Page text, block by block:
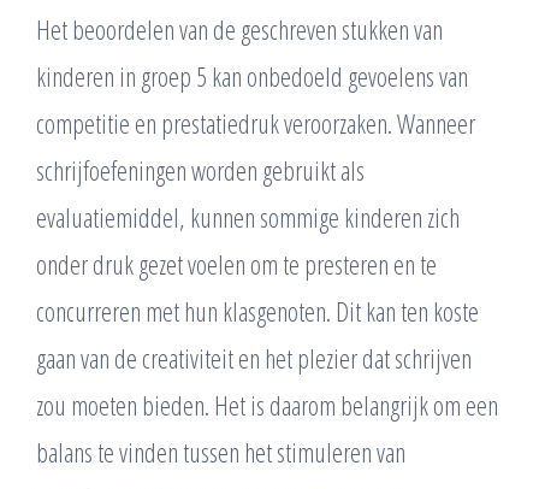
Het beoordelen van de geschreven stukken van
kinderen in groep 5 kan onbedoeld gevoelens van
competitie en prestatiedruk veroorzaken. Wanneer
schrijfoefeningen worden gebruikt als
evaluatiemiddel, kunnen sommige kinderen zich
onder druk gezet voelen om te presteren en te
concurreren met hun klasgenoten. Dit kan ten koste
gaan van de creativiteit en het plezier dat schrijven
zou moeten bieden. Het is daarom belangrijk om een
balans te vinden tussen het stimuleren van